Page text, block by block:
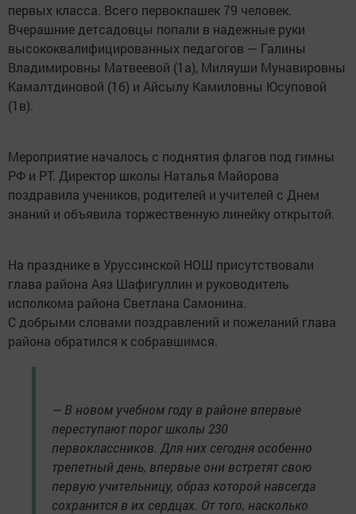
первых класса. Всего первоклашек 79 человек.
Вчерашние детсадовцы попали в надежные руки
высококвалифицированных педагогов — Галины
Владимировны Матвеевой (1а), Миляуши Мунавировны
Камалтдиновой (1б) и Айсылу Камиловны Юсуповой
(1в).
Мероприятие началось с поднятия флагов под гимны
РФ и РТ. Директор школы Наталья Майорова
поздравила учеников, родителей и учителей с Днем
знаний и объявила торжественную линейку открытой.
На празднике в Уруссинской НОШ присутствовали
глава района Аяз Шафигуллин и руководитель
исполкома района Светлана Самонина.
С добрыми словами поздравлений и пожеланий глава
района обратился к собравшимся.
— В новом учебном году в районе впервые
переступают порог школы 230
первоклассников. Для них сегодня особенно
трепетный день, впервые они встретят свою
первую учительницу, образ которой навсегда
сохранится в их сердцах. От того, насколько